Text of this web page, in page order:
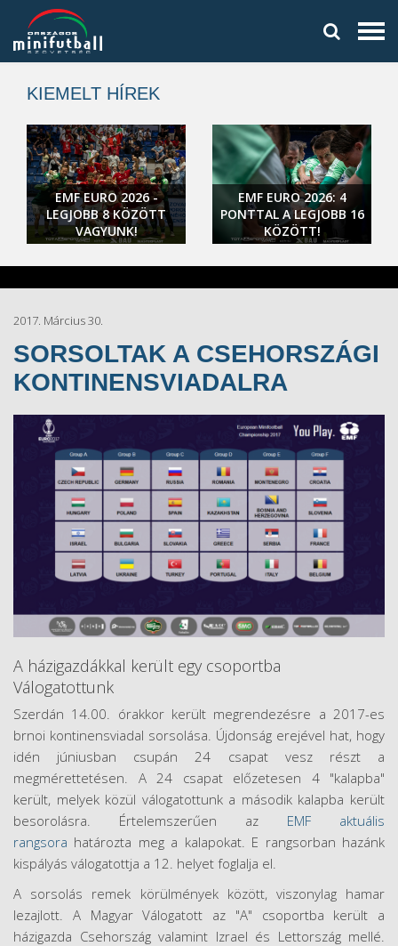
KIEMELT HÍREK
EMF EURO 2026 -
LEGJOBB 8 KÖZÖTT
VAGYUNK!
EMF EURO 2026: 4
PONTTAL A LEGJOBB 16
KÖZÖTT!
2017. Március 30.
SORSOLTAK A CSEHORSZÁGI
KONTINENSVIADALRA
A házigazdákkal került egy csoportba
Válogatottunk
Szerdán 14.00. órakkor került megrendezésre a 2017-es
brnoi kontinensviadal sorsolása. Újdonság erejével hat, hogy
idén júniusban csupán 24 csapat vesz részt a
megmérettetésen. A 24 csapat előzetesen 4 "kalapba"
került, melyek közül válogatottunk a második kalapba került
besorolásra. Értelemszerűen az EMF aktuális
rangsora határozta meg a kalapokat. E rangsorban hazánk
kispályás válogatottja a 12. helyet foglalja el.
A sorsolás remek körülmények között, viszonylag hamar
lezajlott. A Magyar Válogatott az "A" csoportba került a
házigazda Csehország valamint Izrael és Lettország mellé.